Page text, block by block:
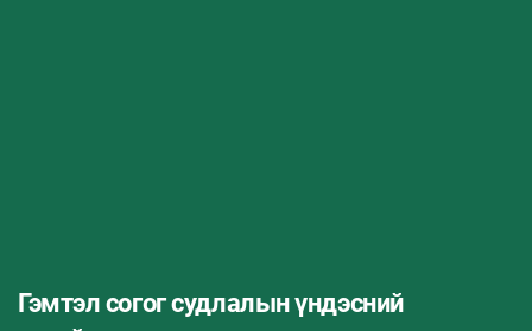
Гэмтэл согог судлалын үндэсний